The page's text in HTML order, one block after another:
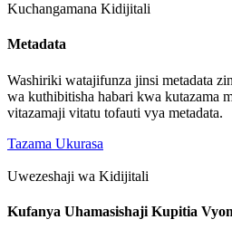
Kuchangamana Kidijitali
Metadata
Washiriki watajifunza jinsi metadata
wa kuthibitisha habari kwa kutazama
vitazamaji vitatu tofauti vya metadata.
Tazama Ukurasa
Uwezeshaji wa Kidijitali
Kufanya Uhamasishaji Kupitia